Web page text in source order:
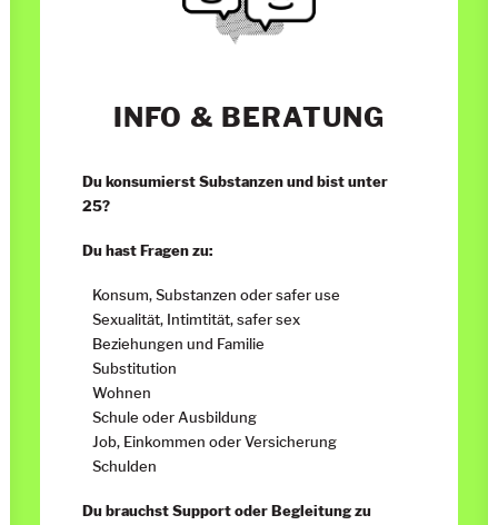
INFO & BERATUNG
Du konsumierst Substanzen und bist unter
25?
Du hast Fragen zu:
Konsum, Substanzen oder safer use
Sexualität, Intimtität, safer sex
Beziehungen und Familie
Substitution
Wohnen
Schule oder Ausbildung
Job, Einkommen oder Versicherung
Schulden
Du brauchst Support oder Begleitung zu